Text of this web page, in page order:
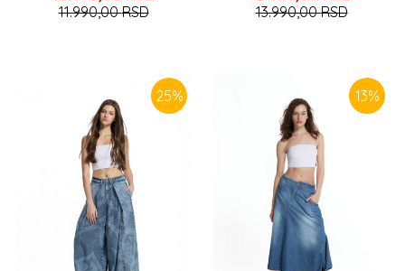
11.990,00RSD
13.990,00RSD
25% 13%